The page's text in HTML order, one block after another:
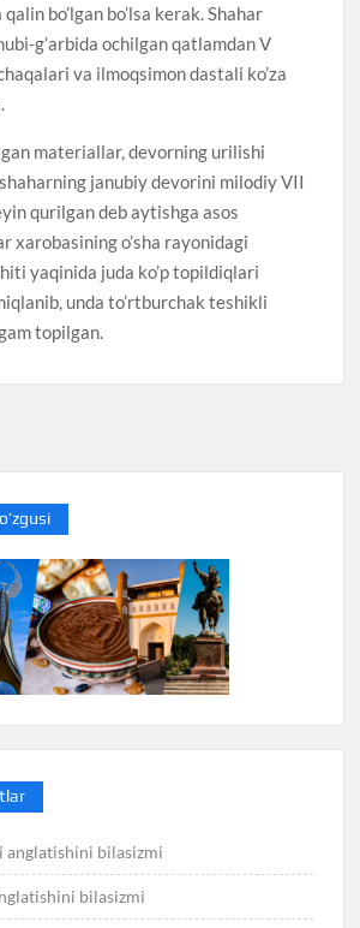
bo’lgan bo’lsa kerak. Shahar
g’arbida ochilgan qatlamdan V
chaqalari va ilmoqsimon dastali ko’za
materiallar, devorning urilishi
janubiy devorini milodiy VII
qurilgan deb aytishga asos
xarobasining o’sha rayonidagi
yaqinida juda ko’p topildiqlari
unda to’rtburchak teshikli
topilgan.
bilasizmi
bilasizmi